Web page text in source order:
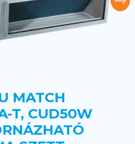
MATCH
T, CUD50W